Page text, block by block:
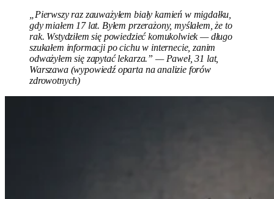
„Pierwszy raz zauważyłem biały kamień w migdałku,
gdy miałem 17 lat. Byłem przerażony, myślałem, że to
rak. Wstydziłem się powiedzieć komukolwiek — długo
szukałem informacji po cichu w internecie, zanim
odważyłem się zapytać lekarza.” — Paweł, 31 lat,
Warszawa (wypowiedź oparta na analizie forów
zdrowotnych)